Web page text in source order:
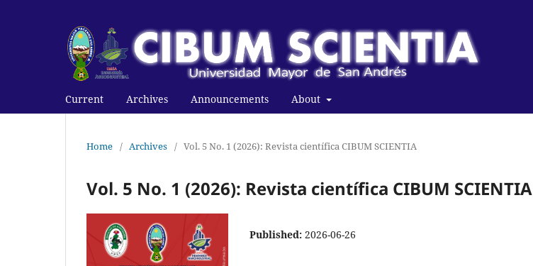
Current Archives Announcements About
Home / Archives / Vol. 5 No. 1 (2026): Revista científica CIBUM SCIENTIA
Vol. 5 No. 1 (2026): Revista científica CIBUM SCIENTIA
Published: 2026-06-26